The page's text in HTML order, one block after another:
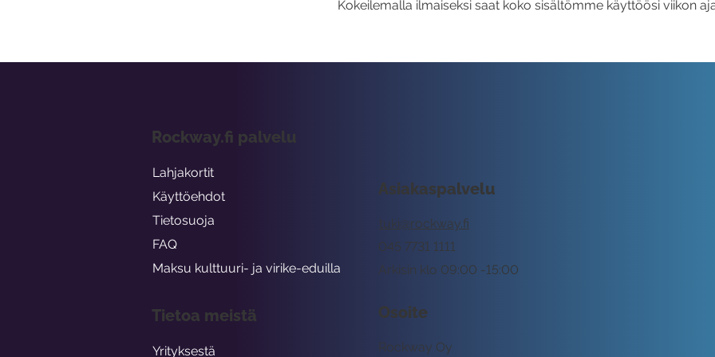
Kokeilemalla ilmaiseksi saat koko sisältömme käyttöösi viikon
Asiakaspalvelu
tuki@rockway.fi
Arkisin klo 09:00 -15:00
045 7731 1111
Osoite
Rockway Oy
Rockway.fi palvelu
Lahjakortit
Käyttöehdot
Tietosuoja
FAQ
Maksu kulttuuri- ja virike-eduilla
Tietoa meistä
Yrityksestä